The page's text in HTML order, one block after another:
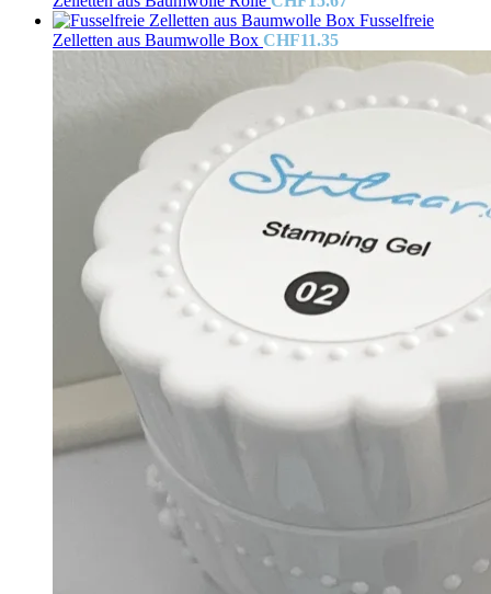
Fusselfreie
Zelletten aus Baumwolle Box CHF11.35